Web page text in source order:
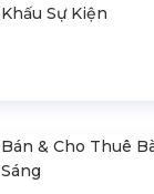
Khấu Sự Kiện
Bán & Cho Thuê
Sáng